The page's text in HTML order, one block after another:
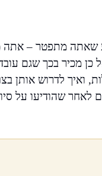
שאתה מתפטר – אתה
כן מכיר בכך שגם
ואיך לדרוש אותן
לאחר שהודיעו על